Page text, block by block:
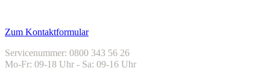
Zum Kontaktformular
Servicenummer: 0800 343 56 26
Mo-Fr: 09-18 Uhr - Sa: 09-16 Uhr